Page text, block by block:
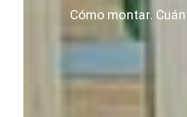
Cómo montar.